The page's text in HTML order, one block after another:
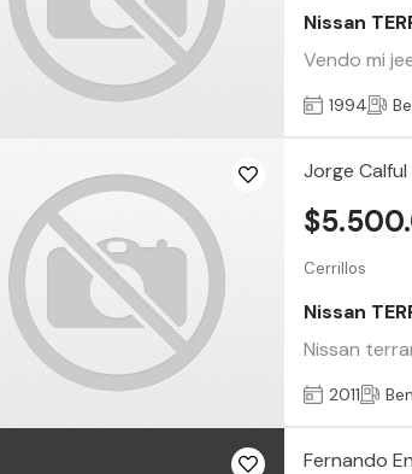
Nissan
Vendo mi
1994
Jorge Calful
Cerrillos
Nissan
Nissan
2011
Fernando